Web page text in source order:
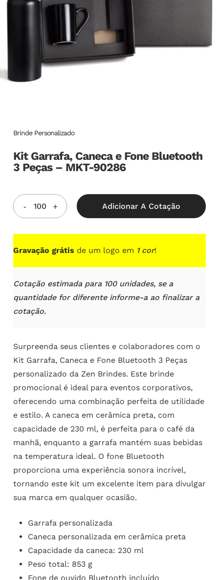
Brinde Personalizado
Kit Garrafa, Caneca e Fone Bluetooth
3 Peças – MKT-90286
Adicionar A Cotação
Gravação grátis de um logo em 1 cor!
Cotação estimada para 100 unidades, se a
quantidade for diferente informe-a ao finalizar a
cotação.
Surpreenda seus clientes e colaboradores com o
Kit Garrafa, Caneca e Fone Bluetooth 3 Peças
personalizado da Zen Brindes. Este brinde
promocional é ideal para eventos corporativos,
oferecendo uma combinação perfeita de utilidade
e estilo. A caneca em cerâmica preta, com
capacidade de 230 ml, é perfeita para o café da
manhã, enquanto a garrafa mantém suas bebidas
na temperatura ideal. O fone Bluetooth
proporciona uma experiência sonora incrível,
tornando este kit um excelente item para divulgar
sua marca em qualquer ocasião.
Garrafa personalizada
Caneca personalizada em cerâmica preta
Capacidade da caneca: 230 ml
Peso total: 853 g
Fone de ouvido Bluetooth incluído